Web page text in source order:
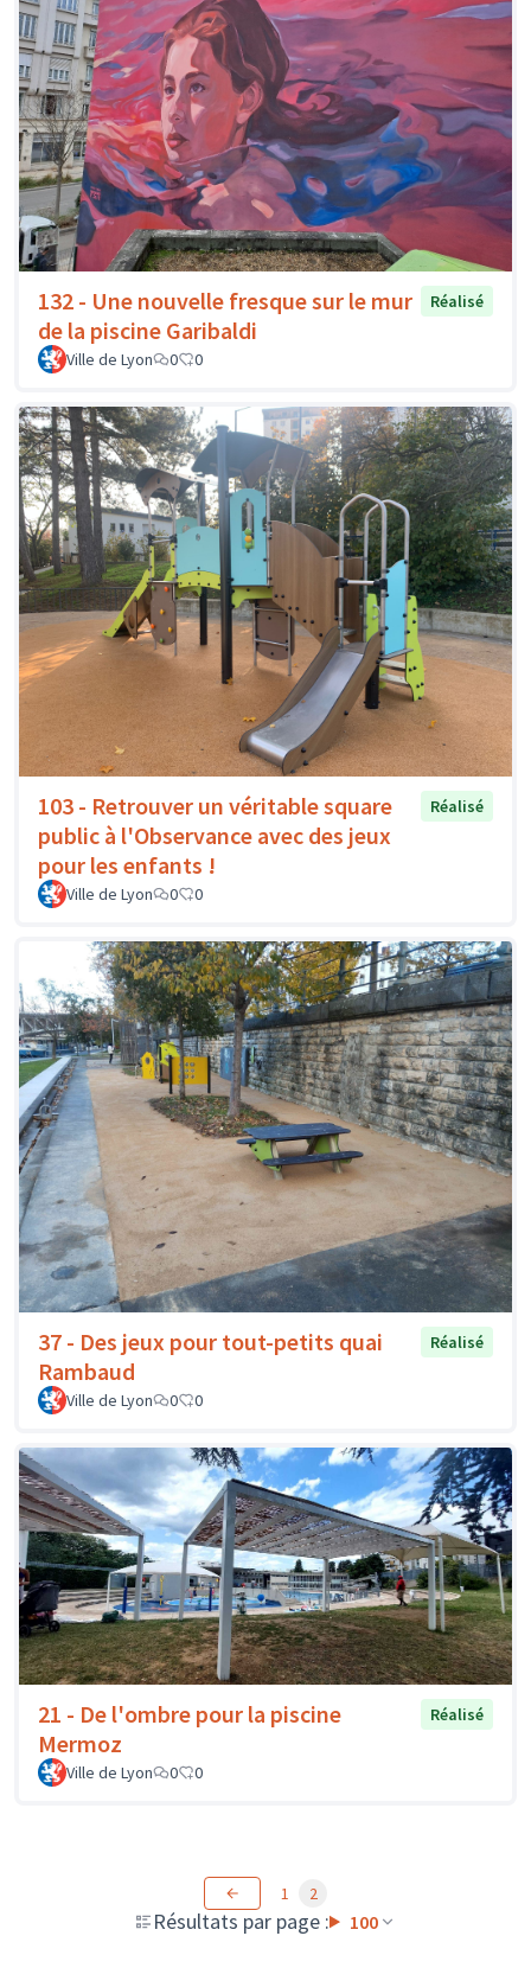
132 - Une nouvelle fresque sur le mur
de la piscine Garibaldi
Réalisé
Ville de Lyon 0 0
103 - Retrouver un véritable square
public à l'Observance avec des jeux
pour les enfants !
Réalisé
Ville de Lyon 0 0
37 - Des jeux pour tout-petits quai
Rambaud
Réalisé
Ville de Lyon 0 0
21 - De l'ombre pour la piscine
Mermoz
Réalisé
Ville de Lyon 0 0
Résultats par page : 100
1 2